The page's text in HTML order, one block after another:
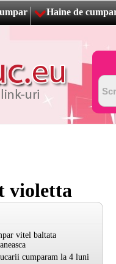
Haine de
violetta
vitel baltata
cumparam la 4 luni